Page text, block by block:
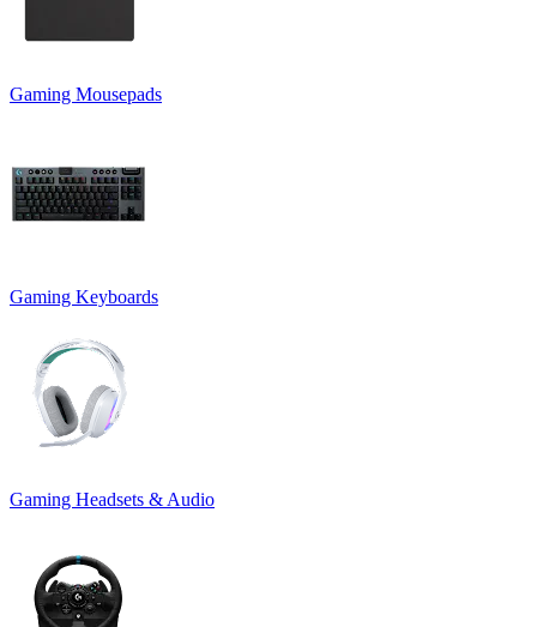
Gaming Mousepads
Gaming Keyboards
Gaming Headsets & Audio